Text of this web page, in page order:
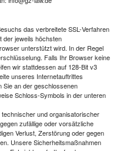
das verbreitete SSL-Verfahren
der jeweils höchsten
unterstützt wird. In der Regel
Falls Ihr Browser keine
wir stattdessen auf 128-Bit v3
unseres Internetauftrittes
an der geschlossenen
Schloss-Symbols in der unteren
und organisatorischer
zufällige oder vorsätzliche
Verlust, Zerstörung oder gegen
Unsere Sicherheitsmaßnahmen